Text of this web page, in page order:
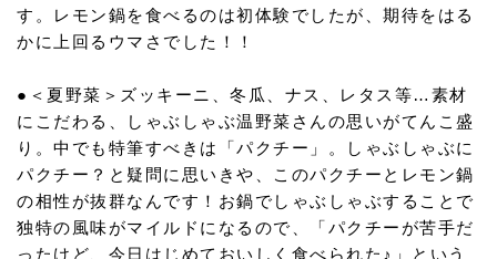
す。レモン鍋を食べるのは初体験でしたが、期待をはる
かに上回るウマさでした！！
●＜夏野菜＞ズッキーニ、冬瓜、ナス、レタス等…素材
にこだわる、しゃぶしゃぶ温野菜さんの思いがてんこ盛
り。中でも特筆すべきは「パクチー」。しゃぶしゃぶに
パクチー？と疑問に思いきや、このパクチーとレモン鍋
の相性が抜群なんです！お鍋でしゃぶしゃぶすることで
独特の風味がマイルドになるので、「パクチーが苦手だ
ったけど、今日はじめておいしく食べられた♪」という